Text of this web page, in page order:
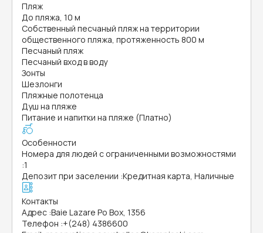
Пляж
До пляжа, 10 м
Собственный песчаный пляж на территории
общественного пляжа, протяженность 800 м
Песчаный пляж
Песчаный вход в воду
Зонты
Шезлонги
Пляжные полотенца
Душ на пляже
Питание и напитки на пляже (Платно)
Особенности
Номера для людей с ограниченными возможностями
:1
Депозит при заселении :Кредитная карта, Наличные
Контакты
Адрес :Baie Lazare Po Box, 1356
Телефон :+(248) 4386600